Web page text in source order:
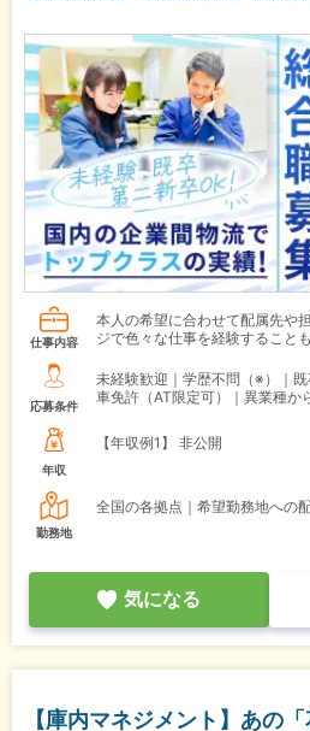
仕事内容
本人の希望に合わせて配属先や
ジで色々な仕事を経験すること
応募条件
未経験歓迎｜学歴不問（※）｜
車免許（AT限定可）｜異業種か
年収
【年収例1】 非公開
勤務地
全国の各拠点｜希望勤務地への
気になる
【庫内マネジメント】あの